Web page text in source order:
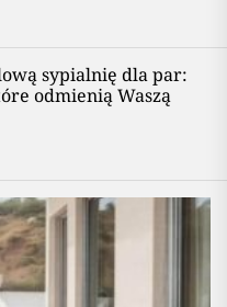
sypialnię dla par:
odmienią Waszą